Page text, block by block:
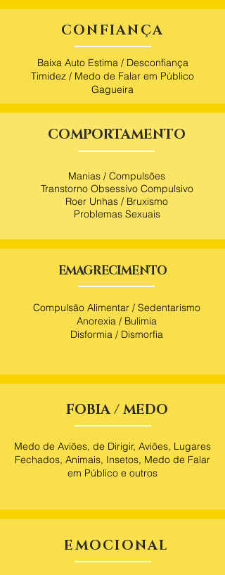
CONFIANÇA
Baixa Auto Estima / Desconfiança
Timidez / Medo de Falar em Público
Gagueira
COMPORTAMENTO
Manias / Compulsões
Transtorno Obsessivo Compulsivo
Roer Unhas / Bruxismo
Problemas Sexuais
EMAGRECIMENTO
Compulsão Alimentar / Sedentarismo
Anorexia / Bulimia
Disformia / Dismorfia​
FOBIA / MEDO
Medo de Aviões, de Dirigir, Aviões, Lugares
Fechados, Animais, Insetos, Medo de Falar
em Público e outros
EMOCIONAL